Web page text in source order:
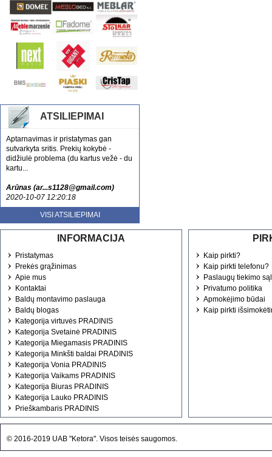
ATSILIEPIMAI
Esu patenkinta jusu aptarnavimu ir
kokybe. Tikrai rekomenduoju
nenusivylsite....
Laura (sa...lute@gmail.com)
2020-10-20 13:52:59
Aptarnavimas ir pristatymas gan
sutvarkyta sritis. Prekių kokybė -
didžiulė problema (du kartus vežė - du
kartu...
Arūnas (ar...s1128@gmail.com)
2020-10-07 12:20:18
VISI ATSILIEPIMAI
INFORMACIJA
Pristatymas
Prekės grąžinimas
Apie mus
Kontaktai
Baldų montavimo paslauga
Baldų blogas
Kategorija virtuvės PRADINIS
Kategorija Svetainė PRADINIS
Kategorija Miegamasis PRADINIS
Kategorija Minkšti baldai PRADINIS
Kategorija Vonia PRADINIS
Kategorija Vaikams PRADINIS
Kategorija Biuras PRADINIS
Kategorija Lauko PRADINIS
Prieškambaris PRADINIS
Kaip pirkti?
Kaip pirkti telefonu?
Paslaugų tiekimo
Privatumo politika
Apmokėjimo būdai
Kaip pirkti
© 2016-2019 UAB "Ketora". Visos teisės saugomos.